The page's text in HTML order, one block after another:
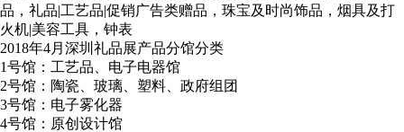
品，礼品|工艺品|促销广告类赠品，珠宝及时尚饰品，烟具及打
火机|美容工具，钟表
2018年4月深圳礼品展产品分馆分类
1号馆：工艺品、电子电器馆
2号馆：陶瓷、玻璃、塑料、政府组团
3号馆：电子雾化器
4号馆：原创设计馆